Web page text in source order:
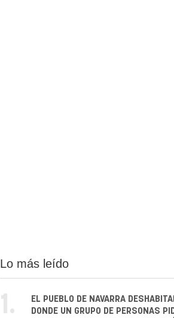
Lo más leído
1.
EL PUEBLO DE NAVARRA
DONDE UN GRUPO DE PERSONAS